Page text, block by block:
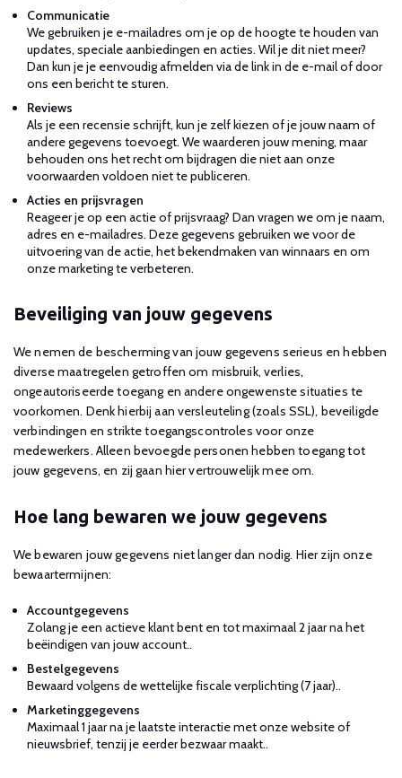
Communicatie
We gebruiken je e-mailadres om je op de hoogte te houden van
updates, speciale aanbiedingen en acties. Wil je dit niet meer?
Dan kun je je eenvoudig afmelden via de link in de e-mail of door
ons een bericht te sturen.
Reviews
Als je een recensie schrijft, kun je zelf kiezen of je jouw naam of
andere gegevens toevoegt. We waarderen jouw mening, maar
behouden ons het recht om bijdragen die niet aan onze
voorwaarden voldoen niet te publiceren.
Acties en prijsvragen
Reageer je op een actie of prijsvraag? Dan vragen we om je naam,
adres en e-mailadres. Deze gegevens gebruiken we voor de
uitvoering van de actie, het bekendmaken van winnaars en om
onze marketing te verbeteren.
Beveiliging van jouw gegevens
We nemen de bescherming van jouw gegevens serieus en hebben
diverse maatregelen getroffen om misbruik, verlies,
ongeautoriseerde toegang en andere ongewenste situaties te
voorkomen. Denk hierbij aan versleuteling (zoals SSL), beveiligde
verbindingen en strikte toegangscontroles voor onze
medewerkers. Alleen bevoegde personen hebben toegang tot
jouw gegevens, en zij gaan hier vertrouwelijk mee om.
Hoe lang bewaren we jouw gegevens
We bewaren jouw gegevens niet langer dan nodig. Hier zijn onze
bewaartermijnen:
Accountgegevens
Zolang je een actieve klant bent en tot maximaal 2 jaar na het
beëindigen van jouw account..
Bestelgegevens
Bewaard volgens de wettelijke fiscale verplichting (7 jaar)..
Marketinggegevens
Maximaal 1 jaar na je laatste interactie met onze website of
nieuwsbrief, tenzij je eerder bezwaar maakt..